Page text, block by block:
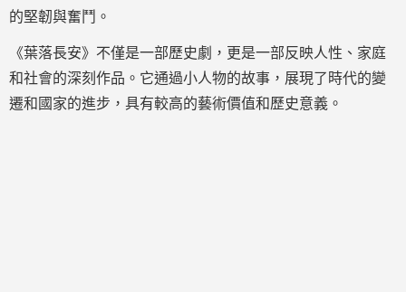
的堅韌與奮鬥。
《葉落長安》不僅是一部歷史劇，更是一部反映人性、家庭
和社會的深刻作品。它通過小人物的故事，展現了時代的變
遷和國家的進步，具有較高的藝術價值和歷史意義。